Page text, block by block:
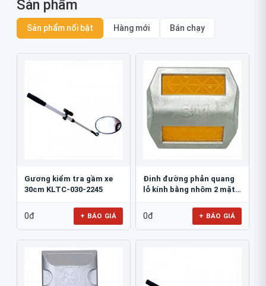
Sản phẩm
Sản phẩm nổi bật Hàng mới Bán chạy
Gương kiểm tra gầm xe
30cm KLTC-030-2245
0đ + BÁO GIÁ
Đinh đường phản quang
lỗ kính bằng nhôm 2 mặt
0đ + BÁO GIÁ